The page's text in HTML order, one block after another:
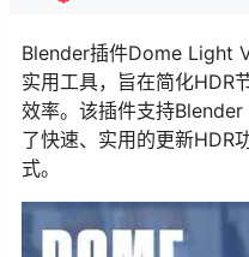
Blender插件Dome Light
实用工具，旨在简化HDR
效率。该插件支持
了快速、实用的更新HDR
式。